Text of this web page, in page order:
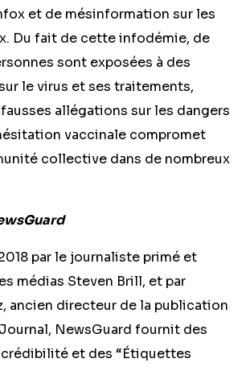
et de mésinformation sur les
Du fait de cette infodémie, de
sont exposées à des
le virus et ses traitements,
allégations sur les dangers
vaccinale compromet
collective dans de nombreux
par le journaliste primé et
médias Steven Brill, et par
ancien directeur de la publication
NewsGuard fournit des
et des “Étiquettes